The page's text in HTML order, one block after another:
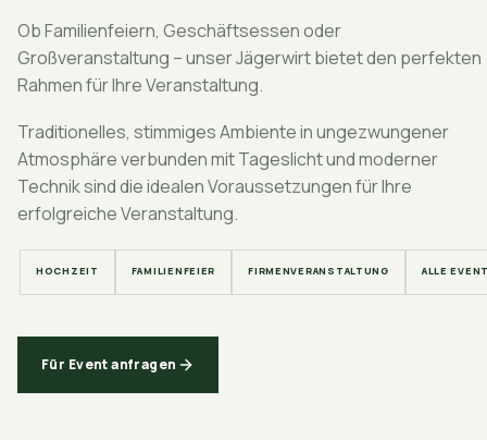
Ob Familienfeiern, Geschäftsessen oder
Großveranstaltung – unser Jägerwirt bietet den perfekten
Rahmen für Ihre Veranstaltung.
Traditionelles, stimmiges Ambiente in ungezwungener
Atmosphäre verbunden mit Tageslicht und moderner
Technik sind die idealen Voraussetzungen für Ihre
erfolgreiche Veranstaltung.
HOCHZEIT FAMILIENFEIER FIRMENVERANSTALTUNG ALLE
Für Event anfragen